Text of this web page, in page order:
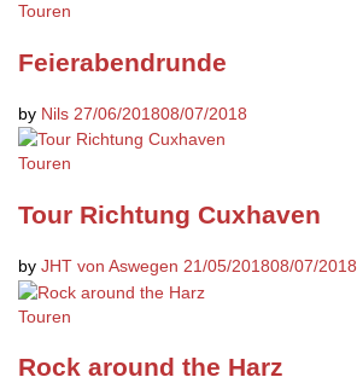
Touren
Feierabendrunde
by Nils 27/06/201808/07/2018
Touren
Tour Richtung Cuxhaven
by JHT von Aswegen 21/05/201808/07/2018
Touren
Rock around the Harz